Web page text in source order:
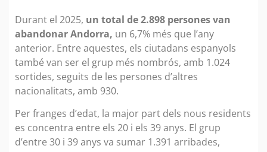
Durant el 2025, un total de 2.898 persones van
abandonar Andorra, un 6,7% més que l’any
anterior. Entre aquestes, els ciutadans espanyols
també van ser el grup més nombrós, amb 1.024
sortides, seguits de les persones d’altres
nacionalitats, amb 930.
Per franges d’edat, la major part dels nous residents
es concentra entre els 20 i els 39 anys. El grup
d’entre 30 i 39 anys va sumar 1.391 arribades,